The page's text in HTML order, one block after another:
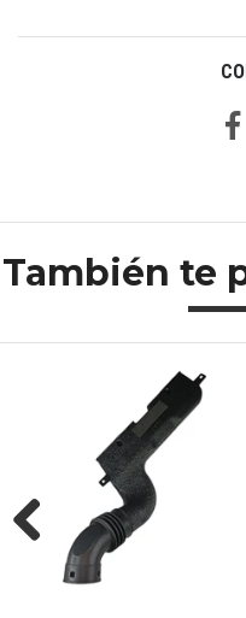
También te
Previous